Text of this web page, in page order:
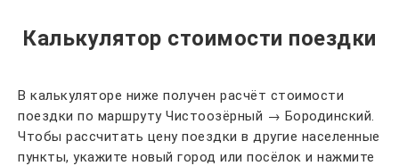
Калькулятор стоимости поездки
В калькуляторе ниже получен расчёт стоимости
поездки по маршруту Чистоозёрный → Бородинский.
Чтобы рассчитать цену поездки в другие населенные
пункты, укажите новый город или посёлок и нажмите